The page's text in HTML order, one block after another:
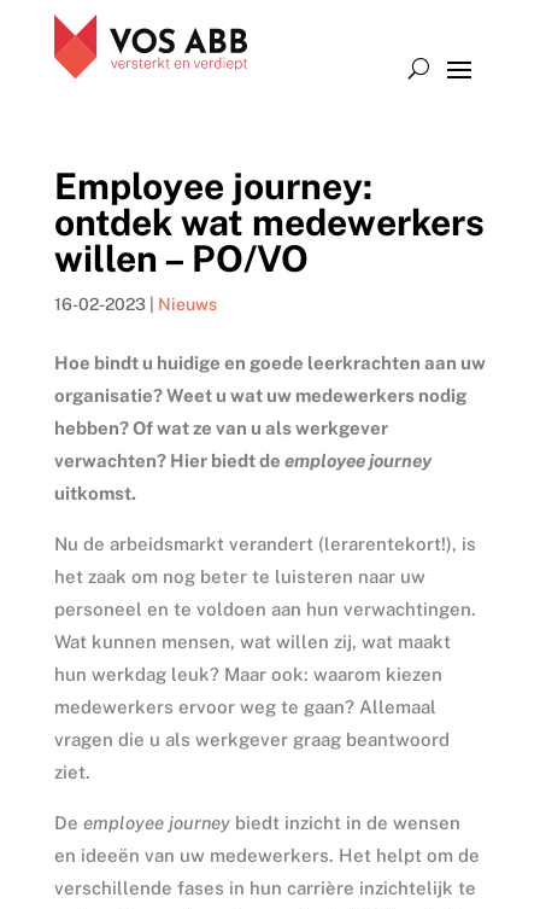
Employee journey:
ontdek wat medewerkers
willen – PO/VO
16-02-2023| Nieuws
Hoe bindt u huidige en goede leerkrachten aan uw
organisatie? Weet u wat uw medewerkers nodig
hebben? Of wat ze van u als werkgever
verwachten? Hier biedt de employee journey
uitkomst.
Nu de arbeidsmarkt verandert (lerarentekort!), is
het zaak om nog beter te luisteren naar uw
personeel en te voldoen aan hun verwachtingen.
Wat kunnen mensen, wat willen zij, wat maakt
hun werkdag leuk? Maar ook: waarom kiezen
medewerkers ervoor weg te gaan? Allemaal
vragen die u als werkgever graag beantwoord
ziet.
De employee journeybiedt inzicht in de wensen
en ideeën van uw medewerkers. Het helpt om de
verschillende fases in hun carrière inzichtelijk te